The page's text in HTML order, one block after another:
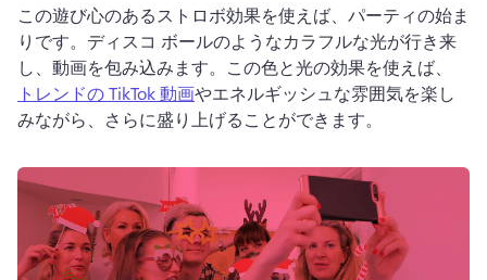
この遊び心のあるストロボ効果を使えば、パーティの始ま
りです。 ディスコ ボールのようなカラフルな光が行き来
し、動画を包み込みます。 この色と光の効果を使えば、
トレンドの TikTok 動画やエネルギッシュな雰囲気を楽し
みながら、さらに盛り上げることができます。